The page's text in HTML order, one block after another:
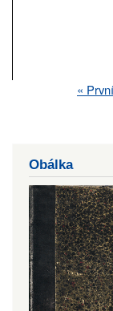
First
«
Obálka